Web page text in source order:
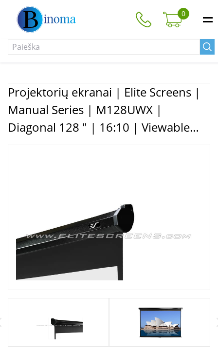
0
Projektorių ekranai | Elite Screens |
Manual Series | M128UWX |
Diagonal 128 " | 16:10 | Viewable
screen width (W) 275 cm | Black